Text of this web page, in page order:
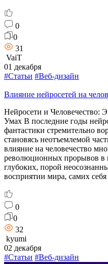
0
0
31
VaiT
01 декабря
#Статьи #Веб-дизайн
Влияние нейросетей на
Нейросети и Человечество:
Умах В последние годы
фантастики стремительно
становясь неотъемлемой
влияние на человечество
революционных прорывов в
глубоких, порой
восприятии мира, самих
0
0
32
kyumi
02 декабря
#Статьи #Веб-дизайн